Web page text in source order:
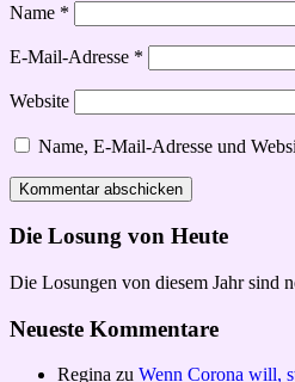
Name *
E-Mail-Adresse *
Website
Name, E-Mail-Adresse und
Die Losung von Heute
Die Losungen von diesem Jahr sind
Neueste Kommentare
Regina zu Wenn Corona will,